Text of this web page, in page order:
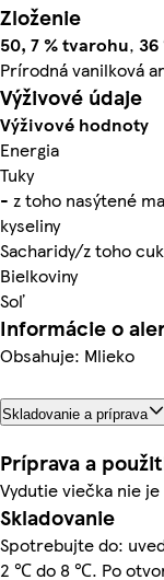
Zloženie
50, 7 %tvarohu, 36
Prírodná vanilková
Výživové údaje
Výživové hodnoty
Energia
Tuky
- z toho nasýtené
kyseliny
Sacharidy/z toho
Bielkoviny
Soľ
Informácie o
Obsahuje: Mlieko
Skladovanie a príprava
Príprava a
Vydutie viečka nie je
Skladovanie
Spotrebujte do:
2 ℃ do 8 ℃. Po